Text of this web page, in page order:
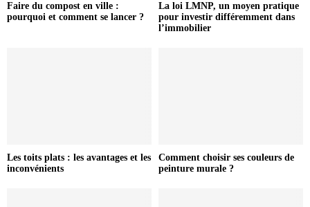
Faire du compost en ville :
pourquoi et comment se lancer ?
La loi LMNP, un moyen pratique
pour investir différemment dans
l’immobilier
Les toits plats : les avantages et les
inconvénients
Comment choisir ses couleurs de
peinture murale ?